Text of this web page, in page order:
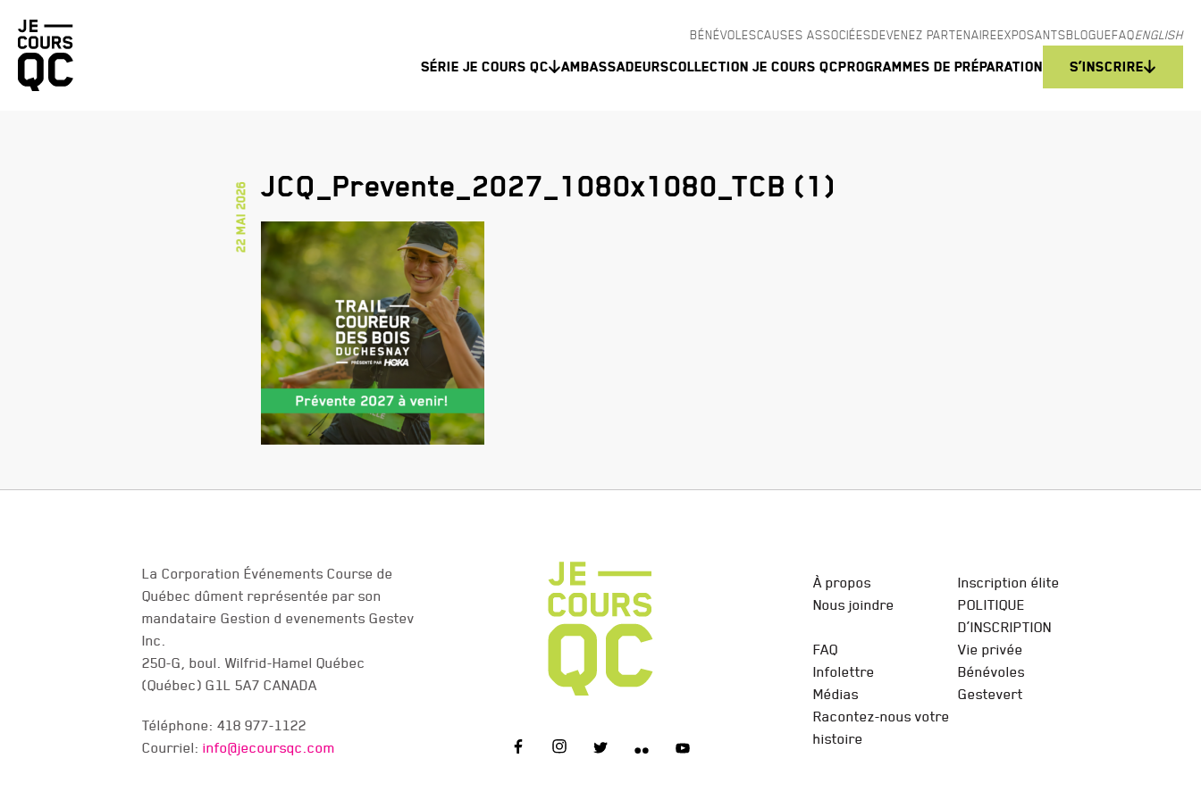
Retourner
la
BÉNÉVOLESCAUSES ASSOCIÉESDEVENEZ PARTENAIREEXPOSANTSBLOGUEFAQENGLISH
Série Je Cours QC AmbassadeursCollection Je Cours QCProgrammes de préparation S’inscrire
22 mai 2026 JCQ_Prevente_2027_1080x1080_TCB (1)
La Corporation Événements Course de
Québec dûment représentée par son
mandataire Gestion d evenements Gestev
Inc.
250-G, boul. Wilfrid-Hamel Québec
(Québec) G1L 5A7 CANADA
Téléphone: 418 977-1122
Courriel: info@jecoursqc.com
À propos
Inscription élite
Nous joindre
POLITIQUE
D’INSCRIPTION
FAQ
Vie privée
Infolettre
Bénévoles
Médias
Gestevert
Racontez-nous votre
histoire